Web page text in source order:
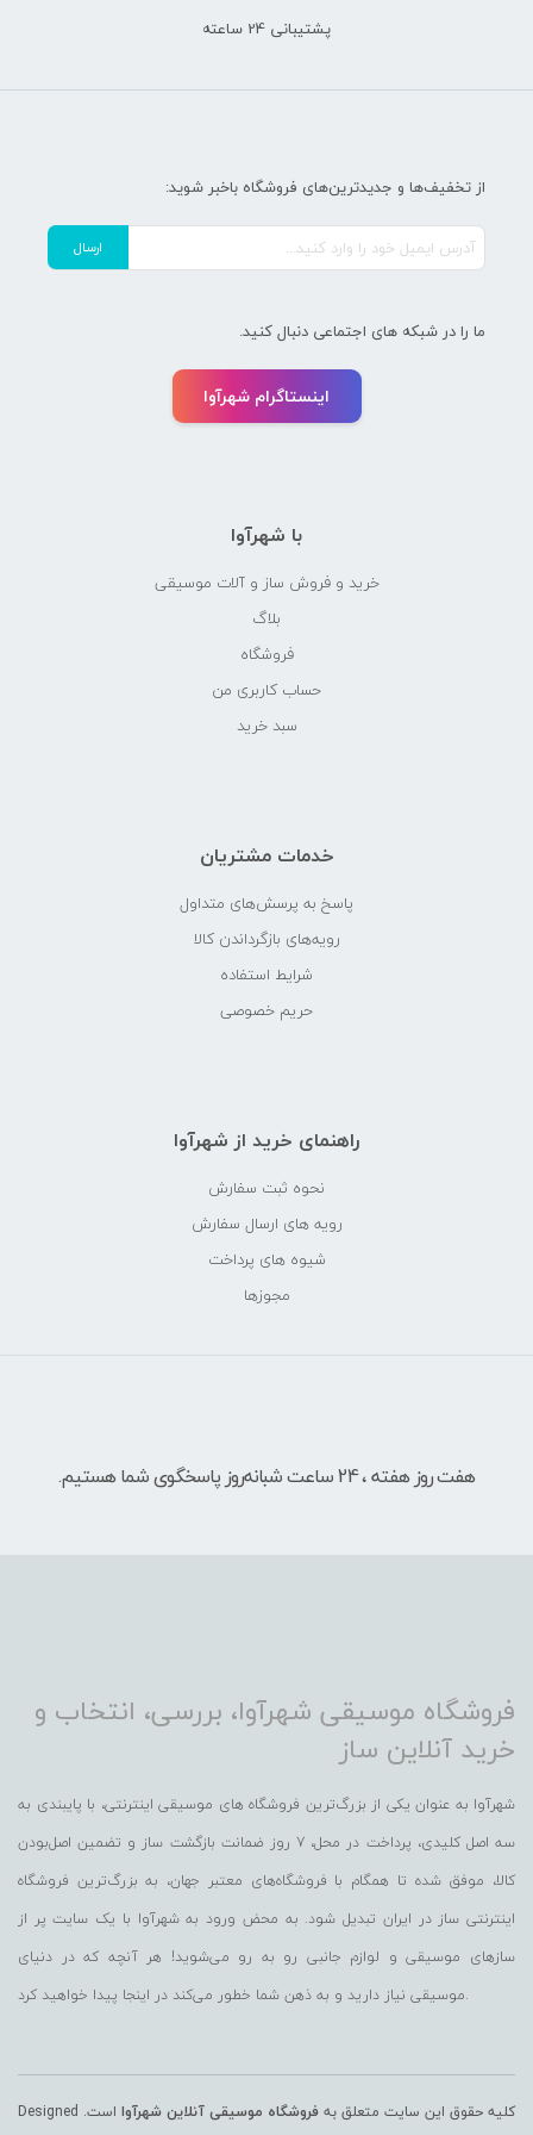
پشتیبانی 24 ساعته
از تخفیف‌ها و جدیدترین‌های فروشگاه باخبر شوید:
ما را در شبکه های اجتماعی دنبال کنید.
اینستاگرام شهرآوا
با شهرآوا
خرید و فروش ساز و آلات موسیقی
بلاگ
فروشگاه
حساب کاربری من
سبد خرید
خدمات مشتریان
پاسخ به پرسش‌های متداول
رویه‌های بازگرداندن کالا
شرایط استفاده
حریم خصوصی
راهنمای خرید از شهرآوا
نحوه ثبت سفارش
رویه های ارسال سفارش
شیوه های پرداخت
مجوزها
هفت روز هفته ، 24 ساعت شبانه‌روز پاسخگوی شما هستیم.
فروشگاه موسیقی شهرآوا، بررسی، انتخاب و
خرید آنلاین ساز
شهرآوا به عنوان یکی از بزرگ‌ترین فروشگاه های موسیقی اینترنتی، با پایبندی به
سه اصل کلیدی، پرداخت در محل، 7 روز ضمانت بازگشت ساز و تضمین اصل‌بودن
کالا، موفق شده تا همگام با فروشگاه‌های معتبر جهان، به بزرگ‌ترین فروشگاه
اینترنتی ساز در ایران تبدیل شود. به محض ورود به شهرآوا با یک سایت پر از
سازهای موسیقی و لوازم جانبی رو به رو می‌شوید! هر آنچه که در دنیای
موسیقی نیاز دارید و به ذهن شما خطور می‌کند در اینجا پیدا خواهید کرد.
کلیه حقوق این سایت متعلق بهفروشگاه موسیقی آنلاین شهرآوا
است. Designed